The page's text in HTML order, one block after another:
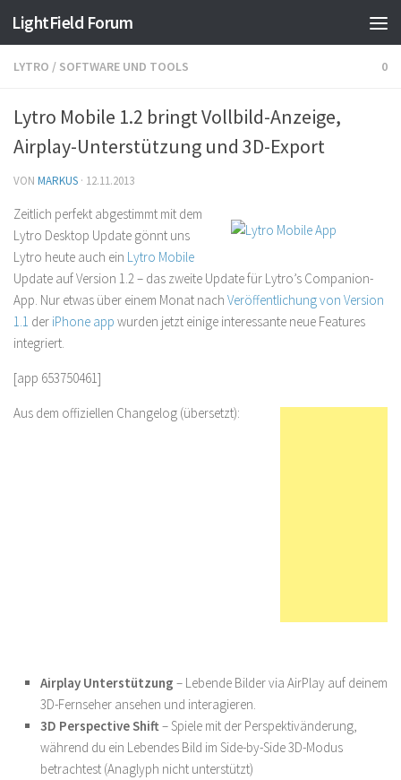
LightField Forum
LYTRO / SOFTWARE UND TOOLS 0
Lytro Mobile 1.2 bringt Vollbild-Anzeige,
Airplay-Unterstützung und 3D-Export
VON MARKUS · 12.11.2013
Zeitlich perfekt abgestimmt mit dem
Lytro Desktop Update gönnt uns
Lytro heute auch ein Lytro Mobile
Update auf Version 1.2 – das zweite Update für Lytro’s Companion-
App. Nur etwas über einem Monat nach Veröffentlichung von Version
1.1 der iPhone app wurden jetzt einige interessante neue Features
integriert.
[app 653750461]
Aus dem offiziellen Changelog (übersetzt):
Airplay Unterstützung – Lebende Bilder via AirPlay auf deinem
3D-Fernseher ansehen und interagieren.
3D Perspective Shift– Spiele mit der Perspektivänderung,
während du ein Lebendes Bild im Side-by-Side 3D-Modus
betrachtest (Anaglyph nicht unterstützt)